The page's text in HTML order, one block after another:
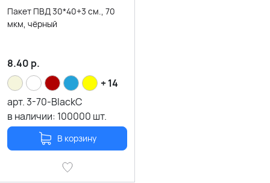
Пакет ПВД 30*40+3 см., 70
мкм, чёрный
8.40 р.
+ 14
арт.3-70-BlackC
в наличии: 100000 шт.
В корзину